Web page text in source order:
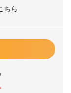
ちら